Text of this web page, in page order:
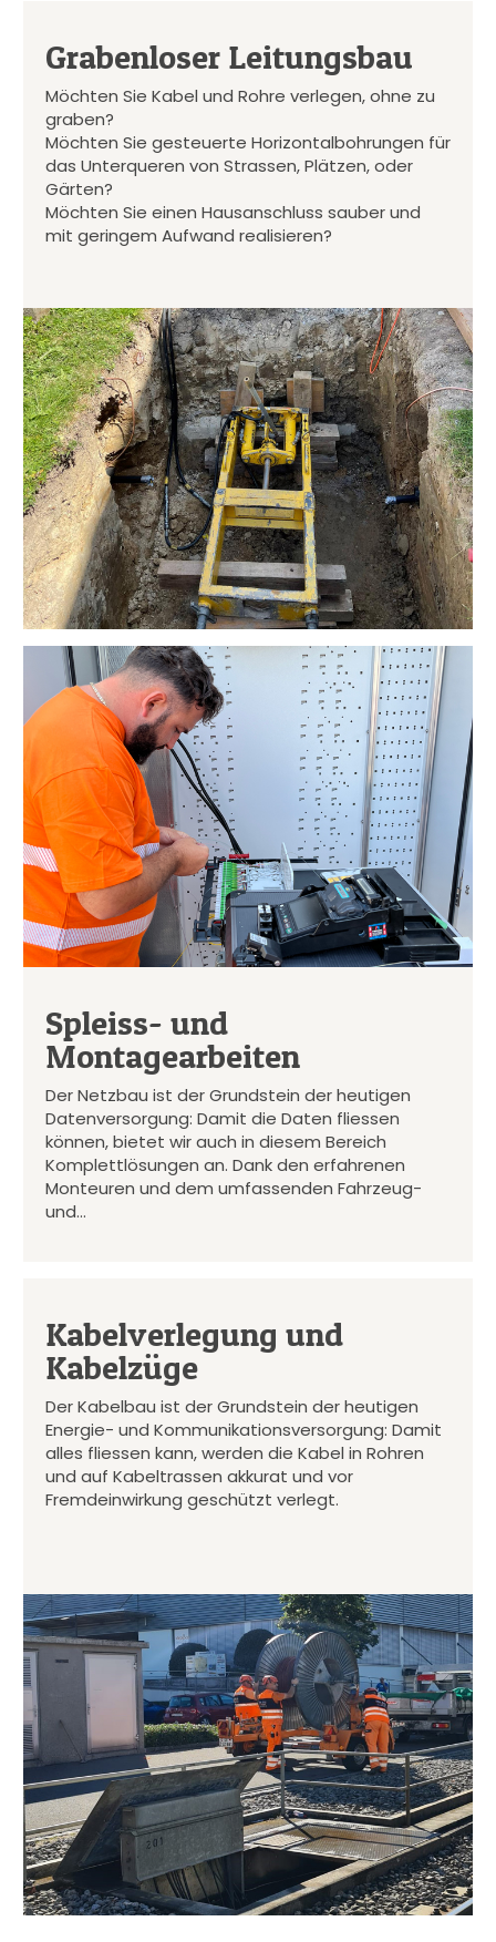
Grabenloser Leitungsbau
Möchten Sie Kabel und Rohre verlegen, ohne zu
graben?
Möchten Sie gesteuerte Horizontalbohrungen für
das Unterqueren von Strassen, Plätzen, oder
Gärten?
Möchten Sie einen Hausanschluss sauber und
mit geringem Aufwand realisieren?
Spleiss- und
Montagearbeiten
Der Netzbau ist der Grundstein der heutigen
Datenversorgung: Damit die Daten fliessen
können, bietet wir auch in diesem Bereich
Komplettlösungen an. Dank den erfahrenen
Monteuren und dem umfassenden Fahrzeug-
und…
Kabelverlegung und
Kabelzüge
Der Kabelbau ist der Grundstein der heutigen
Energie- und Kommunikationsversorgung: Damit
alles fliessen kann, werden die Kabel in Rohren
und auf Kabeltrassen akkurat und vor
Fremdeinwirkung geschützt verlegt.